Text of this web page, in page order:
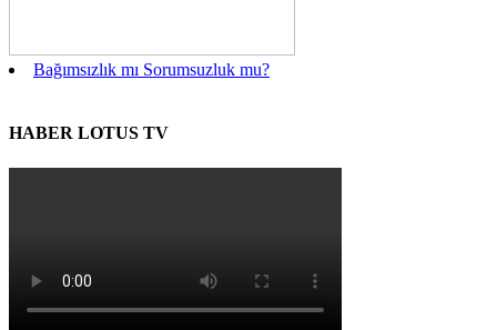
Bağımsızlık mı Sorumsuzluk mu?
HABER LOTUS TV